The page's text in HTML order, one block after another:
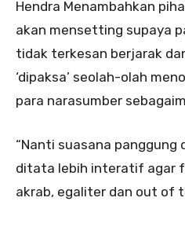
Hendra Menambahkan
akan mensetting supaya
tidak terkesan berjarak
‘dipaksa’ seolah-olah
para narasumber
“Nanti suasana panggung
ditata lebih interatif agar
akrab, egaliter dan out of